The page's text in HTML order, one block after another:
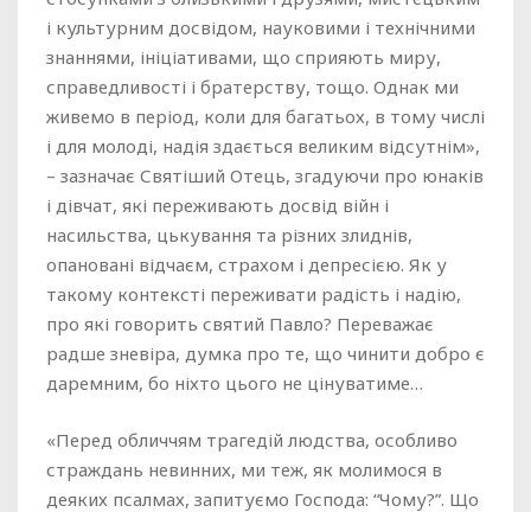
і культурним досвідом, науковими і технічними
знаннями, ініціативами, що сприяють миру,
справедливості і братерству, тощо. Однак ми
живемо в період, коли для багатьох, в тому числі
і для молоді, надія здається великим відсутнім»,
– зазначає Святіший Отець, згадуючи про юнаків
і дівчат, які переживають досвід війн і
насильства, цькування та різних злиднів,
опановані відчаєм, страхом і депресією. Як у
такому контексті переживати радість і надію,
про які говорить святий Павло? Переважає
радше зневіра, думка про те, що чинити добро є
даремним, бо ніхто цього не цінуватиме…
«Перед обличчям трагедій людства, особливо
страждань невинних, ми теж, як молимося в
деяких псалмах, запитуємо Господа: “Чому?”. Що